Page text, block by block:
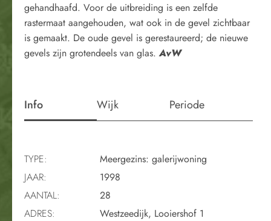
gehandhaafd. Voor de uitbreiding is een zelfde
rastermaat aangehouden, wat ook in de gevel zichtbaar
is gemaakt. De oude gevel is gerestaureerd; de nieuwe
gevels zijn grotendeels van glas.AvW
Info Wijk Periode
TYPE:
Meergezins: galerijwoning
JAAR:
1998
AANTAL:
28
ADRES:
Westzeedijk, Looiershof 1